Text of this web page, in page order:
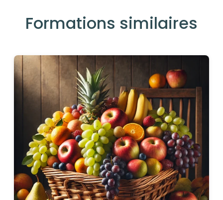
Formations similaires